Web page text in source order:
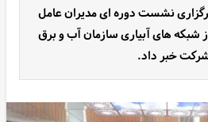
نشست دوره ای مدیران عامل
های آبیاری سازمان آب و برق
خبر داد.